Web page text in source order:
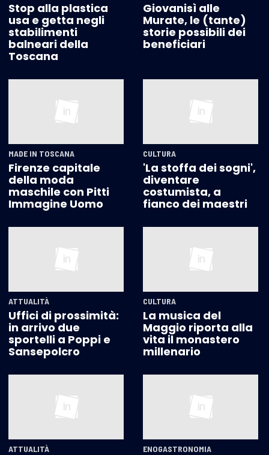
Stop alla plastica
usa e getta negli
stabilimenti
balneari della
Toscana
Giovanisì alle
Murate, le (tante)
storie possibili dei
beneficiari
MADE IN TOSCANA
Firenze capitale
della moda
maschile con Pitti
Immagine Uomo
CULTURA
'La stoffa dei sogni',
diventare
costumista, a
fianco dei maestri
ATTUALITÀ
Uffici di prossimità:
in arrivo due
sportelli a Poppi e
Sansepolcro
CULTURA
La musica del
Maggio riporta alla
vita il monastero
millenario
ATTUALITÀ ENOGASTRONOMIA